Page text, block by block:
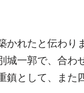
れたと伝わり
城一郭で、合わ
鎮として、また